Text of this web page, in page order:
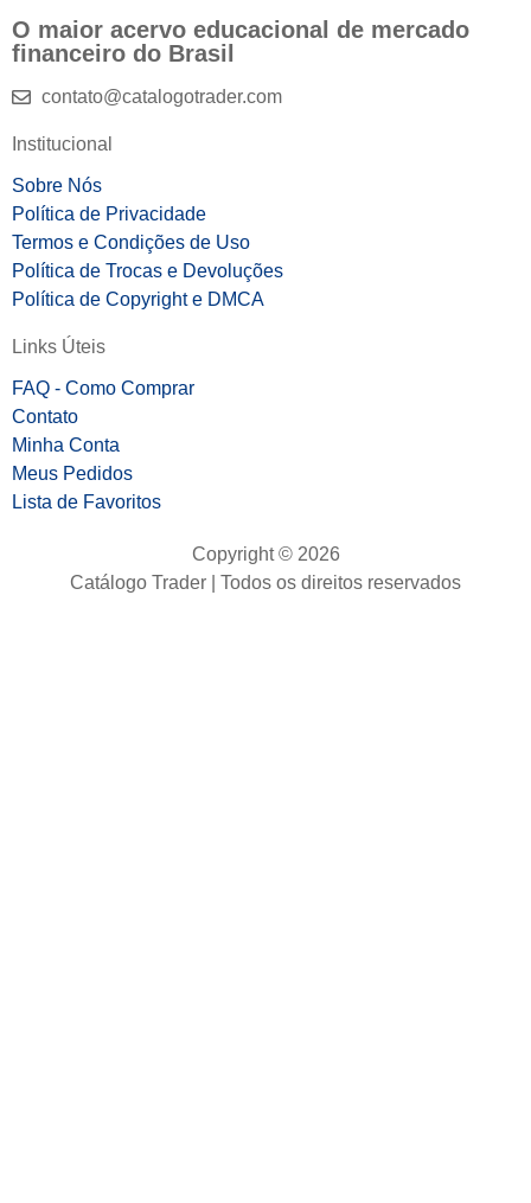
O maior acervo educacional de mercado
financeiro do Brasil
contato@catalogotrader.com
Institucional
Sobre Nós
Política de Privacidade
Termos e Condições de Uso
Política de Trocas e Devoluções
Política de Copyright e DMCA
Links Úteis
FAQ - Como Comprar
Contato
Minha Conta
Meus Pedidos
Lista de Favoritos
Copyright © 2026
Catálogo Trader | Todos os direitos reservados